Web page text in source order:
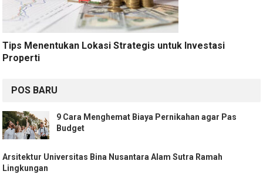
Tips Menentukan Lokasi Strategis untuk Investasi
Properti
POS BARU
9 Cara Menghemat Biaya Pernikahan agar Pas
Budget
Arsitektur Universitas Bina Nusantara Alam Sutra Ramah
Lingkungan